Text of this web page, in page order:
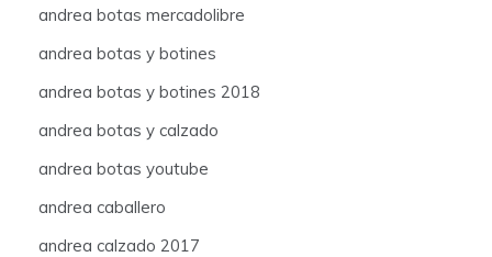
andrea botas mercadolibre
andrea botas y botines
andrea botas y botines 2018
andrea botas y calzado
andrea botas youtube
andrea caballero
andrea calzado 2017